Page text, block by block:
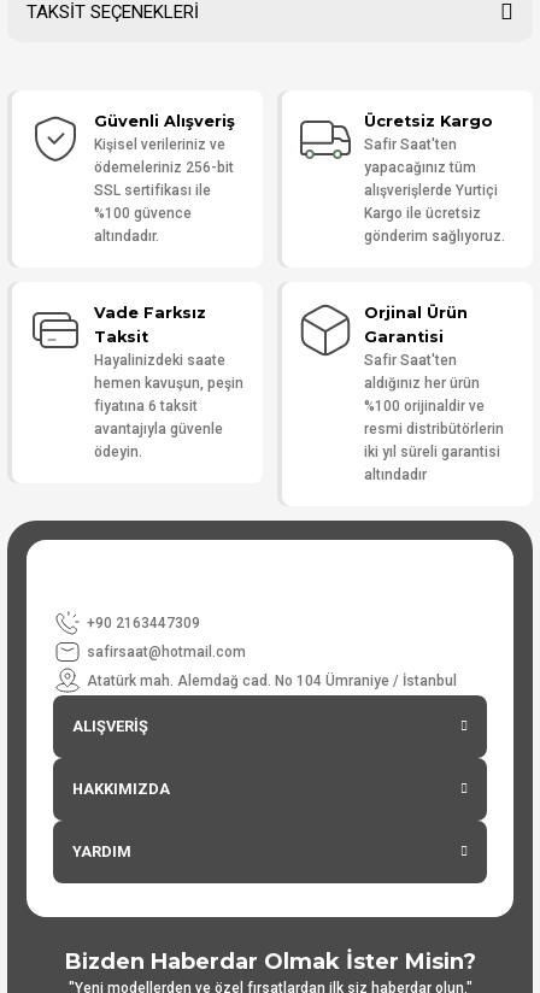
Yorum Yaz
TAKSİT SEÇENEKLERİ
Güvenli Alışveriş
Kişisel verileriniz ve
ödemeleriniz 256-bit
SSL sertifikası ile
%100 güvence
altındadır.
Ücretsiz Kargo
Safir Saat'ten
yapacağınız tüm
alışverişlerde Yurtiçi
Kargo ile ücretsiz
gönderim sağlıyoruz.
Vade Farksız
Taksit
Hayalinizdeki saate
hemen kavuşun, peşin
fiyatına 6 taksit
avantajıyla güvenle
ödeyin.
Orjinal Ürün
Garantisi
Safir Saat'ten
aldığınız her ürün
%100 orijinaldir ve
resmi distribütörlerin
iki yıl süreli garantisi
altındadır
+90 2163447309
safirsaat@hotmail.com
Atatürk mah. Alemdağ cad. No 104 Ümraniye / İstanbul
ALIŞVERİŞ
HAKKIMIZDA
YARDIM
Bizden Haberdar Olmak İster Misin?
"Yeni modellerden ve özel fırsatlardan ilk siz haberdar olun."